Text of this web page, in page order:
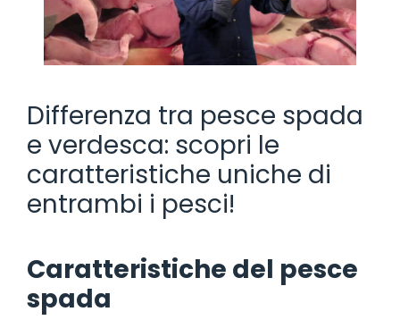
Differenza tra pesce spada
e verdesca: scopri le
caratteristiche uniche di
entrambi i pesci!
Caratteristiche del pesce
spada